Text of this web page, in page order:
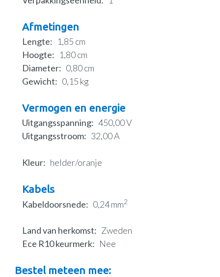
Afmetingen
Lengte
1,85 cm
Hoogte
1,80 cm
Diameter
0,80 cm
Gewicht
0,15 kg
Vermogen en energie
Uitgangsspanning
450,00 V
Uitgangsstroom
32,00 A
Kleur helder/oranje
Kabels
Kabeldoorsnede 0,24 mm2
Land van herkomst
Zweden
Ece R10 keurmerk
Nee
Bestel meteen mee: